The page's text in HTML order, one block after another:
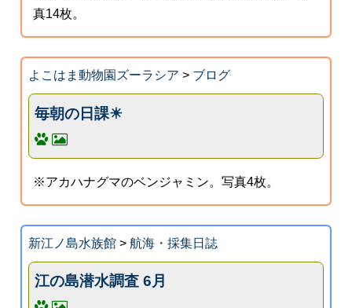
真14枚。
よこはま動物園ズーラシア > ブログ
毎朝の日課☀
※アカハナグマのベンジャミン。写真4枚。
新江ノ島水族館> 航海・採集日誌
江の島潜水調査 6月